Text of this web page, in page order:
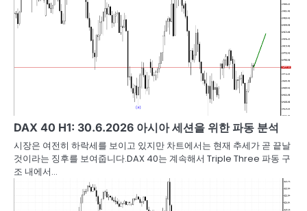
DAX 40 H1: 30.6.2026 아시아 세션을 위한 파동 분석
시장은 여전히 하락세를 보이고 있지만 차트에서는 현재 추세가 곧 끝날
것이라는 징후를 보여줍니다.DAX 40는 계속해서 Triple Three 파동 구
조 내에서…